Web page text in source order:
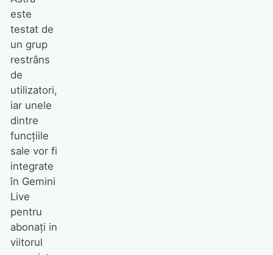
este
testat de
un grup
restrâns
de
utilizatori,
iar unele
dintre
funcțiile
sale vor fi
integrate
în Gemini
Live
pentru
abonați in
viitorul